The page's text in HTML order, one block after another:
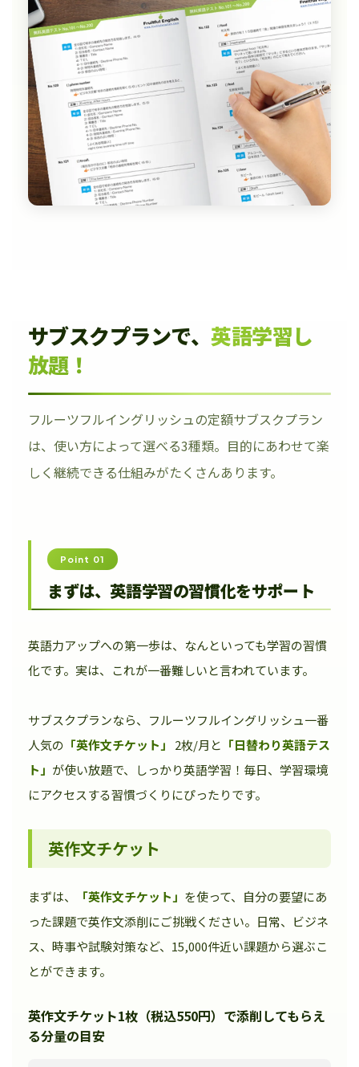
サブスクプランで、 英語学習し
放題！
フルーツフルイングリッシュの定額サブスクプラン
は、使い方によって選べる3種類。目的にあわせて楽
しく継続できる仕組みがたくさんあります。
Point 01
まずは、英語学習の習慣化をサポート
英語力アップへの第一歩は、なんといっても学習の習慣
化です。実は、これが一番難しいと言われています。
サブスクプランなら、フルーツフルイングリッシュ一番
人気の 「英作文チケット」 2枚/月と 「日替わり英語テス
ト」 が使い放題で、しっかり英語学習！毎日、学習環境
にアクセスする習慣づくりにぴったりです。
英作文チケット
まずは、 「英作文チケット」 を使って、自分の要望にあ
った課題で英作文添削にご挑戦ください。日常、ビジネ
ス、時事や試験対策など、15,000件近い課題から選ぶこ
とができます。
英作文チケット1枚（税込550円）で添削してもらえ
る分量の目安